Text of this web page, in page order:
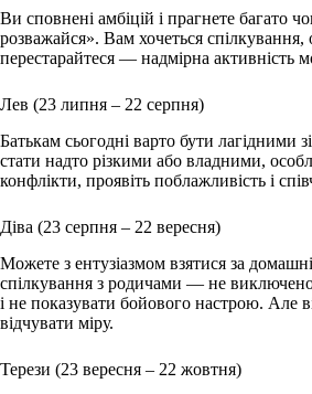
Ви сповнені амбіцій і прагнете багато
розважайся». Вам хочеться
перестарайтеся — надмірна
Лев (23 липня – 22 серпня)
Батькам сьогодні варто бути лагідними
стати надто різкими або владними,
конфлікти, проявіть поблажливість і
Діва (23 серпня – 22 вересня)
Можете з ентузіазмом взятися за
спілкування з родичами — не
і не показувати бойового настрою. Але
відчувати міру.
Терези (23 вересня – 22 жовтня)